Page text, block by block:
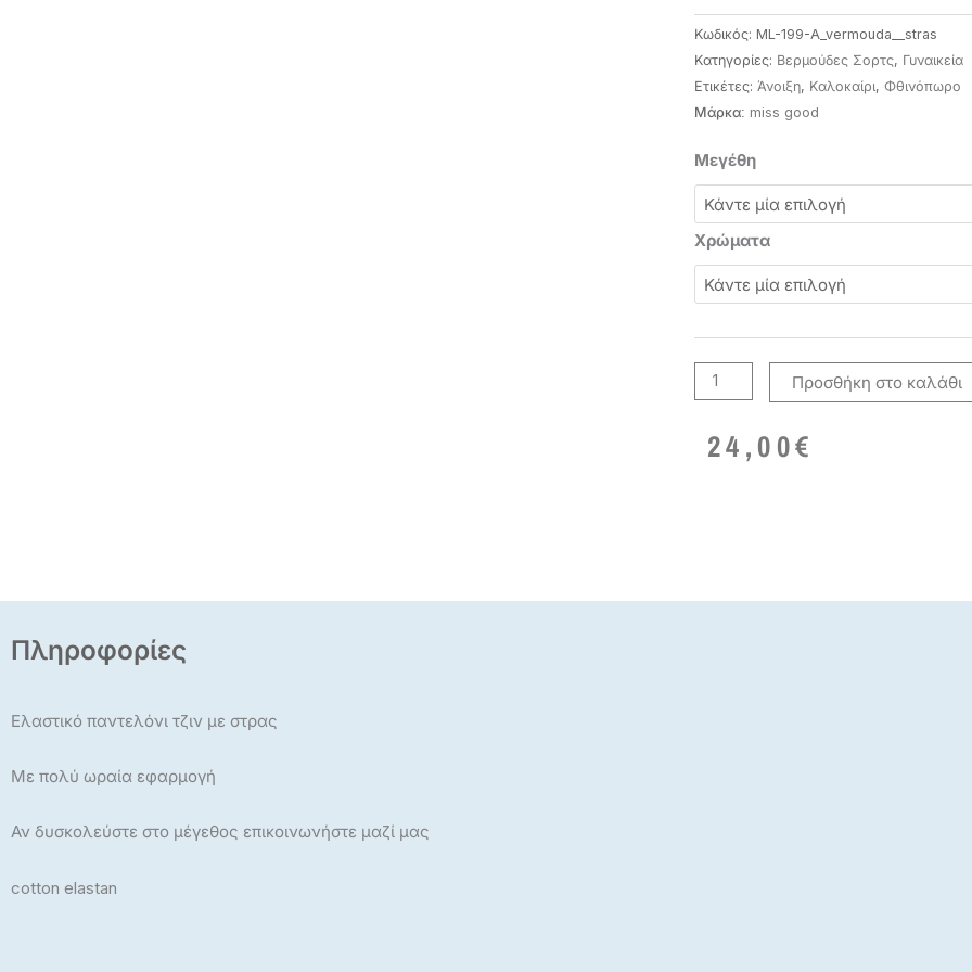
Κωδικός: ML-199-A_vermouda__stras
Κατηγορίες: Βερμούδες Σορτς, Γυναικεία
Ετικέτες: Άνοιξη, Καλοκαίρι, Φθινόπωρο
Μάρκα: miss good
Μεγέθη
Χρώματα
Jean
σορτσάκι
με
στρας
ποσότητα
Προσθήκη στο καλάθι
24,00€
Πληροφορίες
Ελαστικό παντελόνι τζιν με στρας
Με πολύ ωραία εφαρμογή
Αν δυσκολεύστε στο μέγεθος επικοινωνήστε μαζί μας
cotton elastan